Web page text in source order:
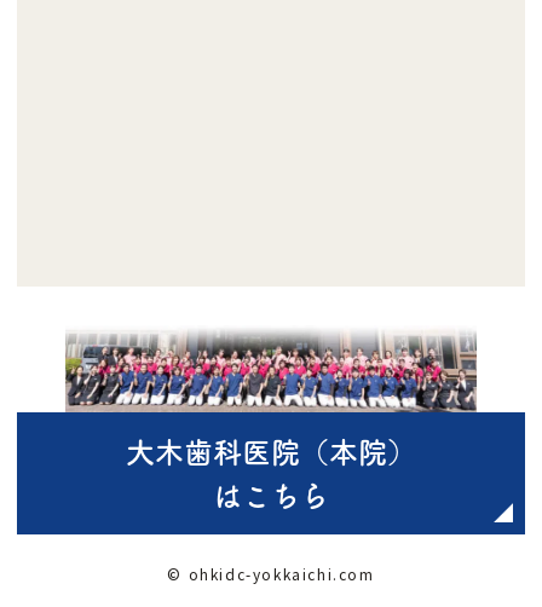
大木歯科医院（本院）
はこちら
© ohkidc-yokkaichi.com